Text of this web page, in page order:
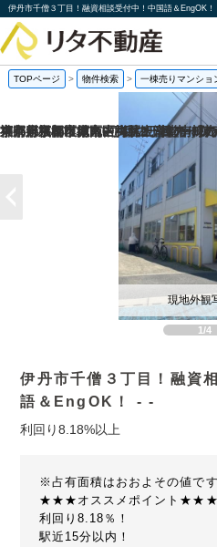
TOPページ > 物件検索 > 一棟売りマンショ
1/4
現地外観
伊丹市千僧３丁目！融資
語＆EngOK！ - -
利回り8.18%以上
※占有面積はおおよその値です
★★★オススメポイン
利回り8.18％！
駅近15分以内！
福岡県福岡市城南区梅林2丁目の一棟
京都府京都市南区吉祥院観音堂南町
東京都板橋区徳丸6丁目の一棟売りア
神奈川県相模原市中央区上溝の一棟